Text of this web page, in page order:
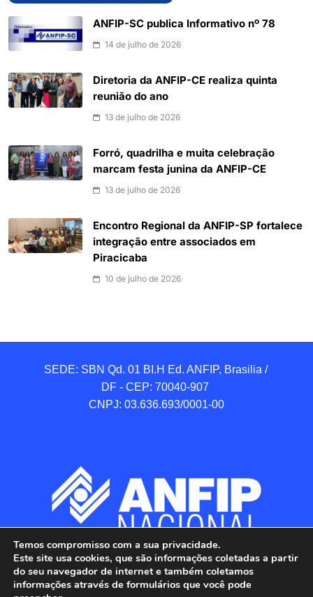
ANFIP-SC publica Informativo nº 78
14 de julho de 2026
Diretoria da ANFIP-CE realiza quinta
reunião do ano
13 de julho de 2026
Forró, quadrilha e muita celebração
marcam festa junina da ANFIP-CE
13 de julho de 2026
Encontro Regional da ANFIP-SP fortalece
integração entre associados em
Piracicaba
10 de julho de 2026
SEDE: SBN Qd. 01 BI.H Ed. ANFIP, Brasilia /
DF - CEP: 70040-907
CNPJ: 03.636.693/0001-00
Temos compromisso com a sua privacidade.
Este site usa cookies, que são informações coletadas a partir
do seu navegador de internet e também coletamos
informações através de formulários que você pode